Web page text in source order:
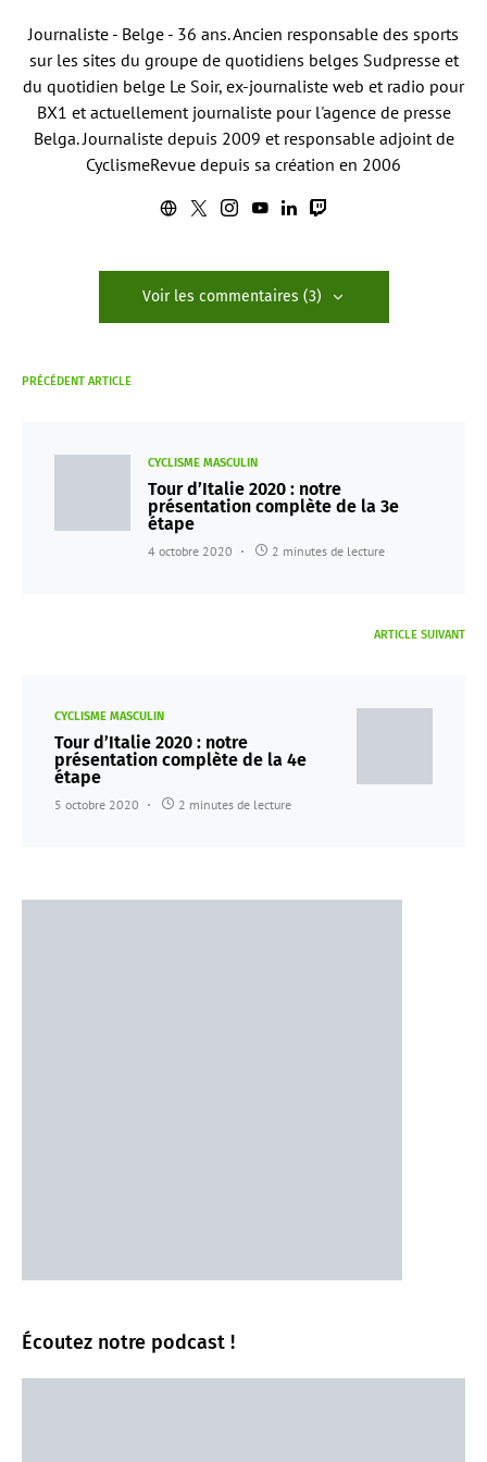
Journaliste - Belge - 36 ans. Ancien responsable des sports
sur les sites du groupe de quotidiens belges Sudpresse et
du quotidien belge Le Soir, ex-journaliste web et radio pour
BX1 et actuellement journaliste pour l'agence de presse
Belga. Journaliste depuis 2009 et responsable adjoint de
CyclismeRevue depuis sa création en 2006
Voir les commentaires (3)
PRÉCÉDENT ARTICLE
CYCLISME MASCULIN
Tour d’Italie 2020 : notre
présentation complète de la 3e
étape
4 octobre 2020 2 minutes de lecture
ARTICLE SUIVANT
CYCLISME MASCULIN
Tour d’Italie 2020 : notre
présentation complète de la 4e
étape
5 octobre 2020 2 minutes de lecture
Écoutez notre podcast !